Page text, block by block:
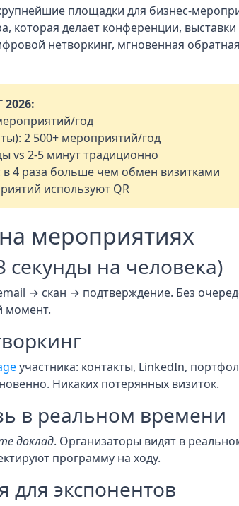
площадки для бизнес-
которая делает конференции,
нетворкинг, мгновенная
год
2 500+ мероприятий/год
vs 2-5 минут традиционно
в 4 раза больше чем обмен визитками
используют QR
мероприятиях
секунды на человека)
→ скан → подтверждение. Без
момент.
участника: контакты, LinkedIn,
Никаких потерянных визиток.
в реальном времени
доклад. Организаторы видят в
программу на ходу.
для экспонентов